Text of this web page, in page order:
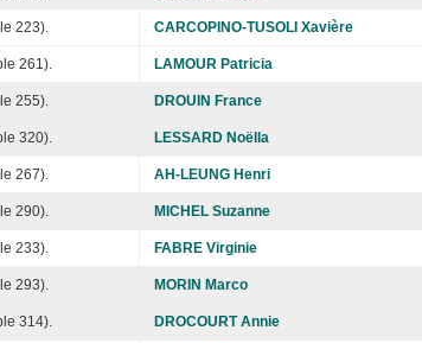
223). CARCOPINO-TUSOLI Xavière
261). LAMOUR Patricia
255). DROUIN France
320). LESSARD Noëlla
267). AH-LEUNG Henri
290). MICHEL Suzanne
233). FABRE Virginie
293). MORIN Marco
314). DROCOURT Annie